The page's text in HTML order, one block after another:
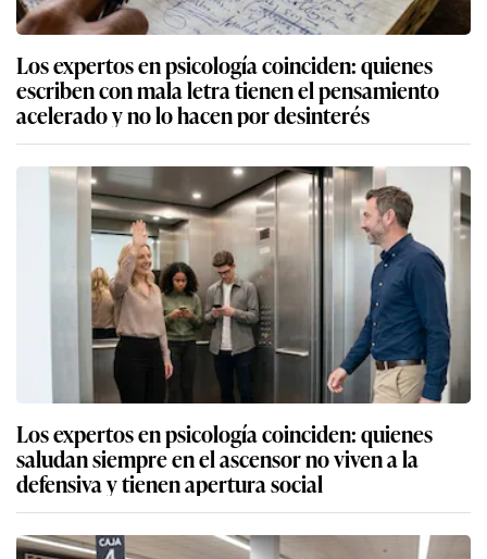
Los expertos en psicología coinciden: quienes
escriben con mala letra tienen el pensamiento
acelerado y no lo hacen por desinterés
Los expertos en psicología coinciden: quienes
saludan siempre en el ascensor no viven a la
defensiva y tienen apertura social